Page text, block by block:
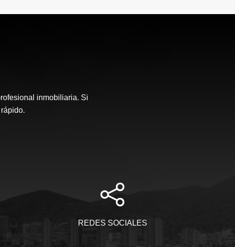
inmobiliaria. Si
REDES SOCIALES